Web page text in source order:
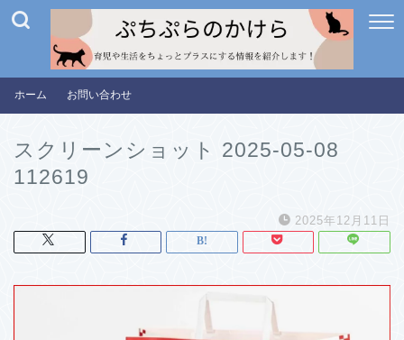
ホーム お問い合わせ
スクリーンショット 2025-05-08
112619
2025年12月11日